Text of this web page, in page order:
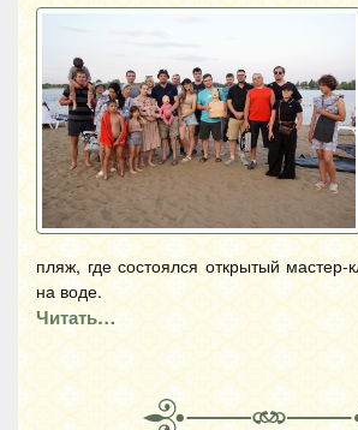
пляж, где состоялся открытый мастер-
на воде.
Читать…